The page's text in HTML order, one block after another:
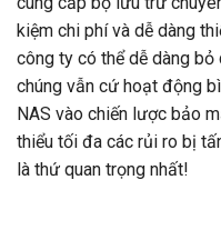
kiệm chi phí và dễ dàng
công ty có thể dễ dàng
chúng vẫn cứ hoạt động
NAS vào chiến lược bảo
thiểu tối đa các rủi ro bị
là thứ quan trọng nhất!